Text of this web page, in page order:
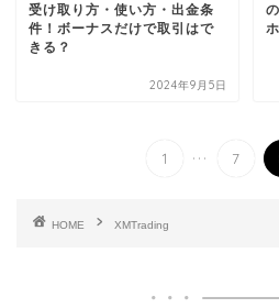
受け取り方・使い方・出金条
件！ボーナスだけで取引はで
きる？
2024年9月5日
1 ... 7
HOME XMTrading